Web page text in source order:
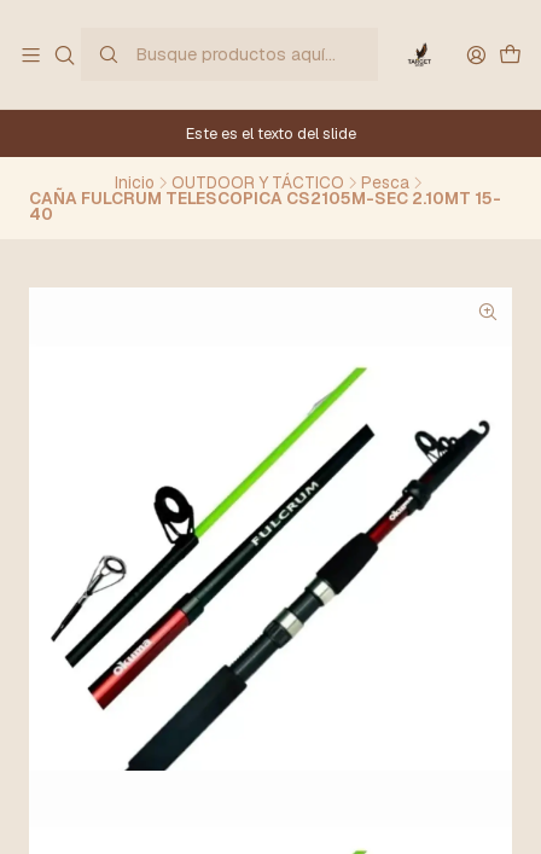
Este es el texto del slide
Inicio OUTDOOR Y TÁCTICO Pesca
CAÑA FULCRUM TELESCOPICA CS2105M-SEC 2.10MT 15-
40